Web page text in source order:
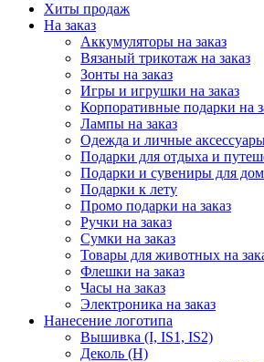
Хиты продаж
На заказ
Аккумуляторы на заказ
Вязаный трикотаж на заказ
Зонты на заказ
Игры и игрушки на заказ
Корпоративные подарки на
Лампы на заказ
Одежда и личные аксессуары
Подарки для отдыха и
Подарки и сувениры для
Подарки к лету
Промо подарки на заказ
Ручки на заказ
Сумки на заказ
Товары для животных на
Флешки на заказ
Часы на заказ
Электроника на заказ
Нанесение логотипа
Вышивка (I, IS1, IS2)
Деколь (H)